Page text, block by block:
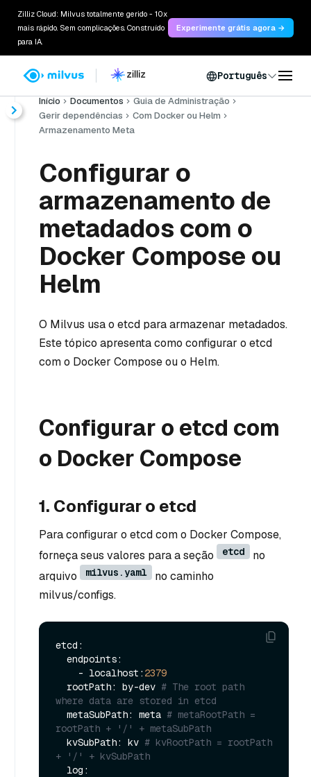
Zilliz Cloud: Milvus totalmente gerido - 10x
mais rápido. Sem complicações. Construído
para IA.
Experimente grátis agora →
Português
Início Documentos
Guia de Administração
Gerir dependências
Com Docker ou Helm
Armazenamento Meta
Configurar o
armazenamento de
metadados com o
Docker Compose ou
Helm
O Milvus usa o etcd para armazenar metadados.
Este tópico apresenta como configurar o etcd
com o Docker Compose ou o Helm.
Configurar o etcd com
o Docker Compose
1. Configurar o etcd
Para configurar o etcd com o Docker Compose,
forneça seus valores para a seção
etcd
no
arquivo
milvus.yaml
no caminho
milvus/configs.
etcd:
    - localhost:
2379
  rootPath: by-dev
# The root path
where data are stored in etcd
  metaSubPath: meta
# metaRootPath =
rootPath + '/' + metaSubPath
  kvSubPath: kv
# kvRootPath = rootPath
+ '/' + kvSubPath